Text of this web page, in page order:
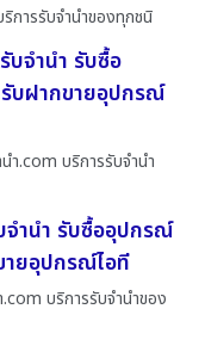
การรับจำนำของทุกชนิ
บจำนำ รับซื้อ
บฝากขายอุปกรณ์
า.com บริการรับจำนำ
จำนำ รับซื้ออุปกรณ์
ายอุปกรณ์ไอที
บริการรับจำนำของ